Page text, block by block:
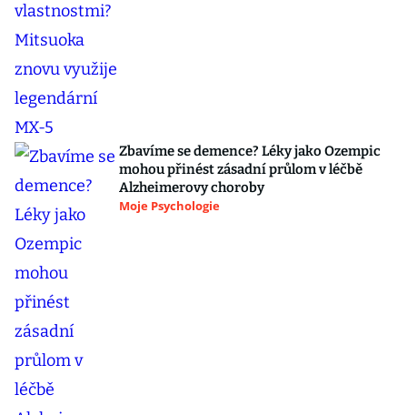
Zbavíme se demence? Léky jako Ozempic
mohou přinést zásadní průlom v léčbě
Alzheimerovy choroby
Moje Psychologie